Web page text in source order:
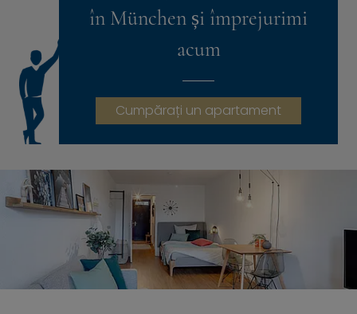
în München și împrejurimi
acum
Cumpărați un apartament